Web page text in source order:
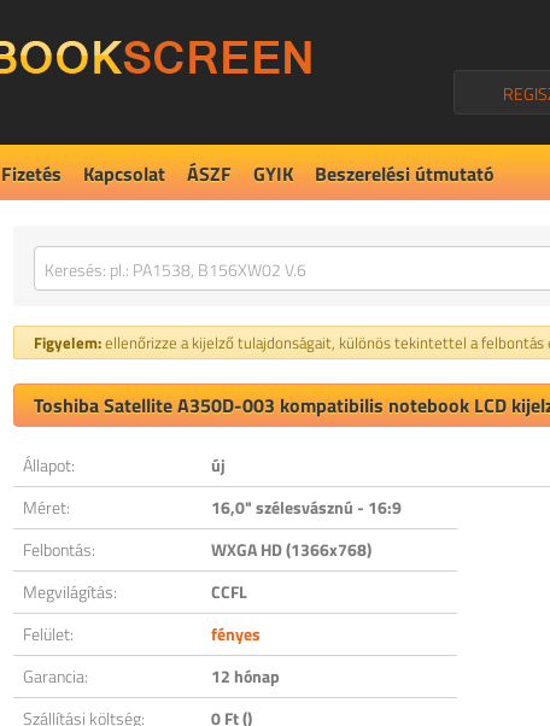
Fizetés Kapcsolat ÁSZF GYIK Beszerelési útmutató
Figyelem:ellenőrizze a kijelző tulajdonságait, különös tekintettel a felbontás
Toshiba Satellite A350D-003 kompatibilis notebook LCD
Állapot:
új
Méret:
16,0" szélesvásznú - 16:9
Felbontás:
WXGA HD (1366x768)
Megvilágítás:
CCFL
Felület:
fényes
Garancia:
12 hónap
Szállítási költség:
0 Ft ()